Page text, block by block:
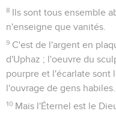
8 Ils sont tous ensemble
n'enseigne que vanités.
9 C'est de l'argent en
d'Uphaz ; l'oeuvre du
pourpre et l'écarlate sont
l'ouvrage de gens habiles.
10 Mais l'Éternel est le